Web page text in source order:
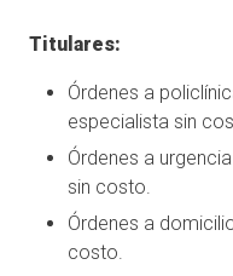
Titulares:
Órdenes a
especialista sin
Órdenes a
sin costo.
Órdenes a
costo.